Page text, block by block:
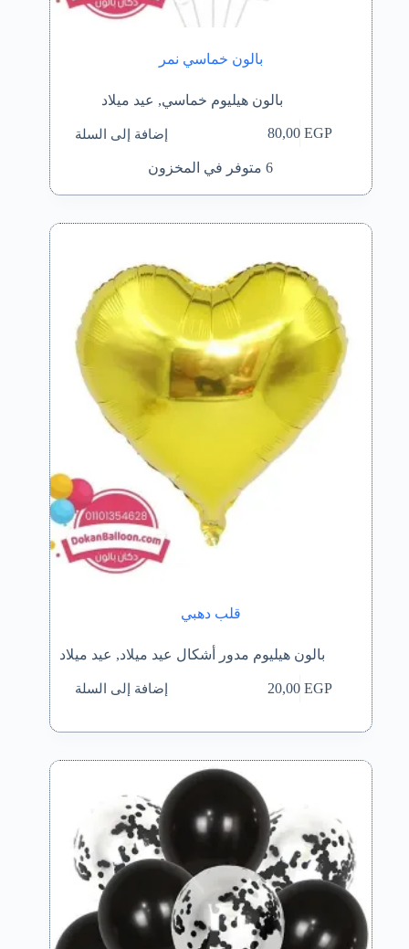
بالون خماسي نمر
بالون هيليوم خماسي, عيد ميلاد
80,00EGP إضافة إلى السلة
6 متوفر في المخزون
قلب دهبي
بالون هيليوم مدور أشكال عيد ميلاد, عيد ميلاد
20,00EGP إضافة إلى السلة